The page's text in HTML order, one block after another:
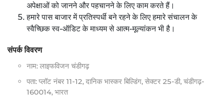
अपेक्षाओं को जानने और पहचानने के लिए काम करते हैं।
हमारे पास बाजार में प्रतिस्पर्धी बने रहने के लिए हमारे संचालन के
स्वैच्छिक स्व-ऑडिट के माध्यम से आत्म-मूल्यांकन भी है।
संपर्क विवरण
नाम: लाइफविजन चंडीगढ़
पता: प्लॉट नंबर 11-12, दानिक भास्कर बिल्डिंग, सेक्टर 25-डी, चंडीगढ़-
160014, भारत